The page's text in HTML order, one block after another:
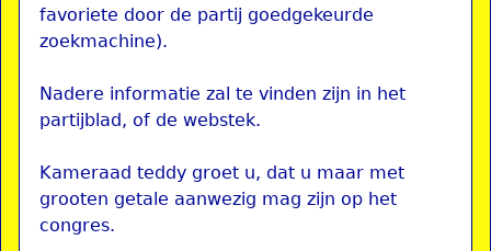
favoriete door de partij goedgekeurde
zoekmachine).
Nadere informatie zal te vinden zijn in het
partijblad, of de webstek.
Kameraad teddy groet u, dat u maar met
grooten getale aanwezig mag zijn op het
congres.